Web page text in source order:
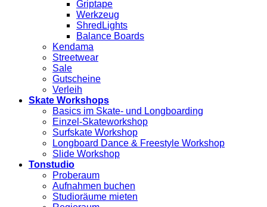
Griptape
Werkzeug
ShredLights
Balance Boards
Kendama
Streetwear
Sale
Gutscheine
Verleih
Skate Workshops
Basics im Skate- und Longboarding
Einzel-Skateworkshop
Surfskate Workshop
Longboard Dance & Freestyle Workshop
Slide Workshop
Tonstudio
Proberaum
Aufnahmen buchen
Studioräume mieten